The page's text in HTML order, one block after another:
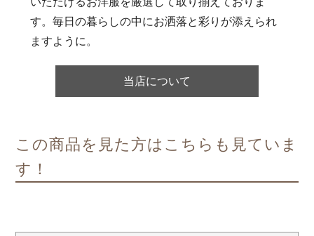
す。毎日の暮らしの中にお洒落と彩りが添えられ
ますように。
当店について
この商品を見た方はこちらも見ていま
す！